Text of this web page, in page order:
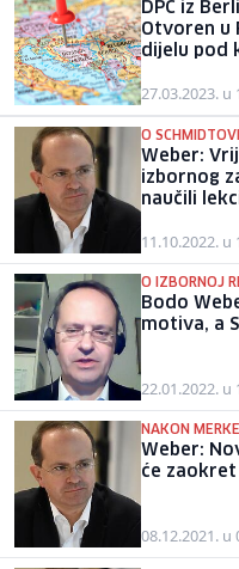
DPC iz
Otvoren u
dijelu pod
27.03.2023. u
O
Weber:
izbornog
naučili
11.10.2022. u
O IZBORNOJ
Bodo
motiva, a
22.01.2022. u
NAKON
Weber:
će zaokret
08.12.2021. u